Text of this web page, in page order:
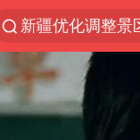
新疆优化调整景
解锁各地夏日
男童模仿奥特